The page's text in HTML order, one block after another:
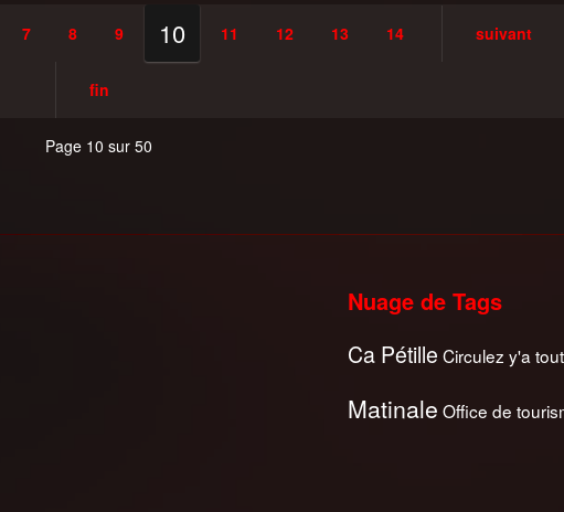
7 8 9 10 11 12 13 14 suivant
fin
Page 10 sur 50
Nuage de Tags
Ca Pétille Circulez y'a
Matinale Office de